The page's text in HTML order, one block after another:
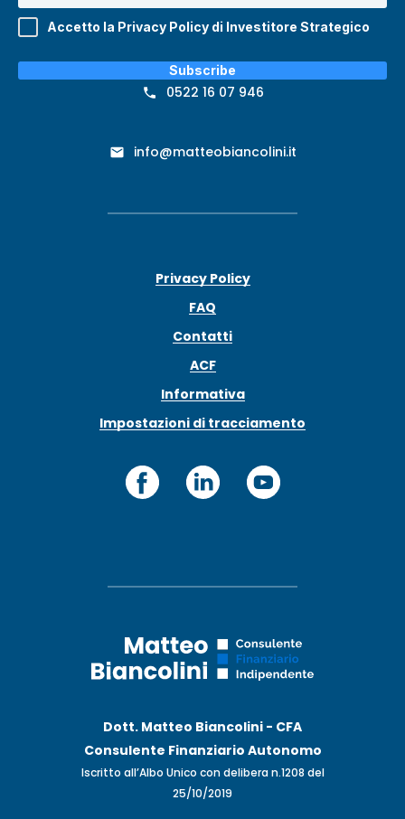
Privacy Policy
FAQ
Contatti
ACF
Informativa
Impostazioni di tracciamento
Dott. Matteo Biancolini - CFA
Consulente Finanziario Autonomo
Iscritto all’Albo Unico con delibera n.1208 del
25/10/2019
Accetto la Privacy Policy di Investitore Strategico
Subscribe
0522 16 07 946
info@matteobiancolini.it